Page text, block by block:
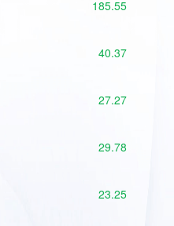
185.55
40.37
27.27
29.78
23.25